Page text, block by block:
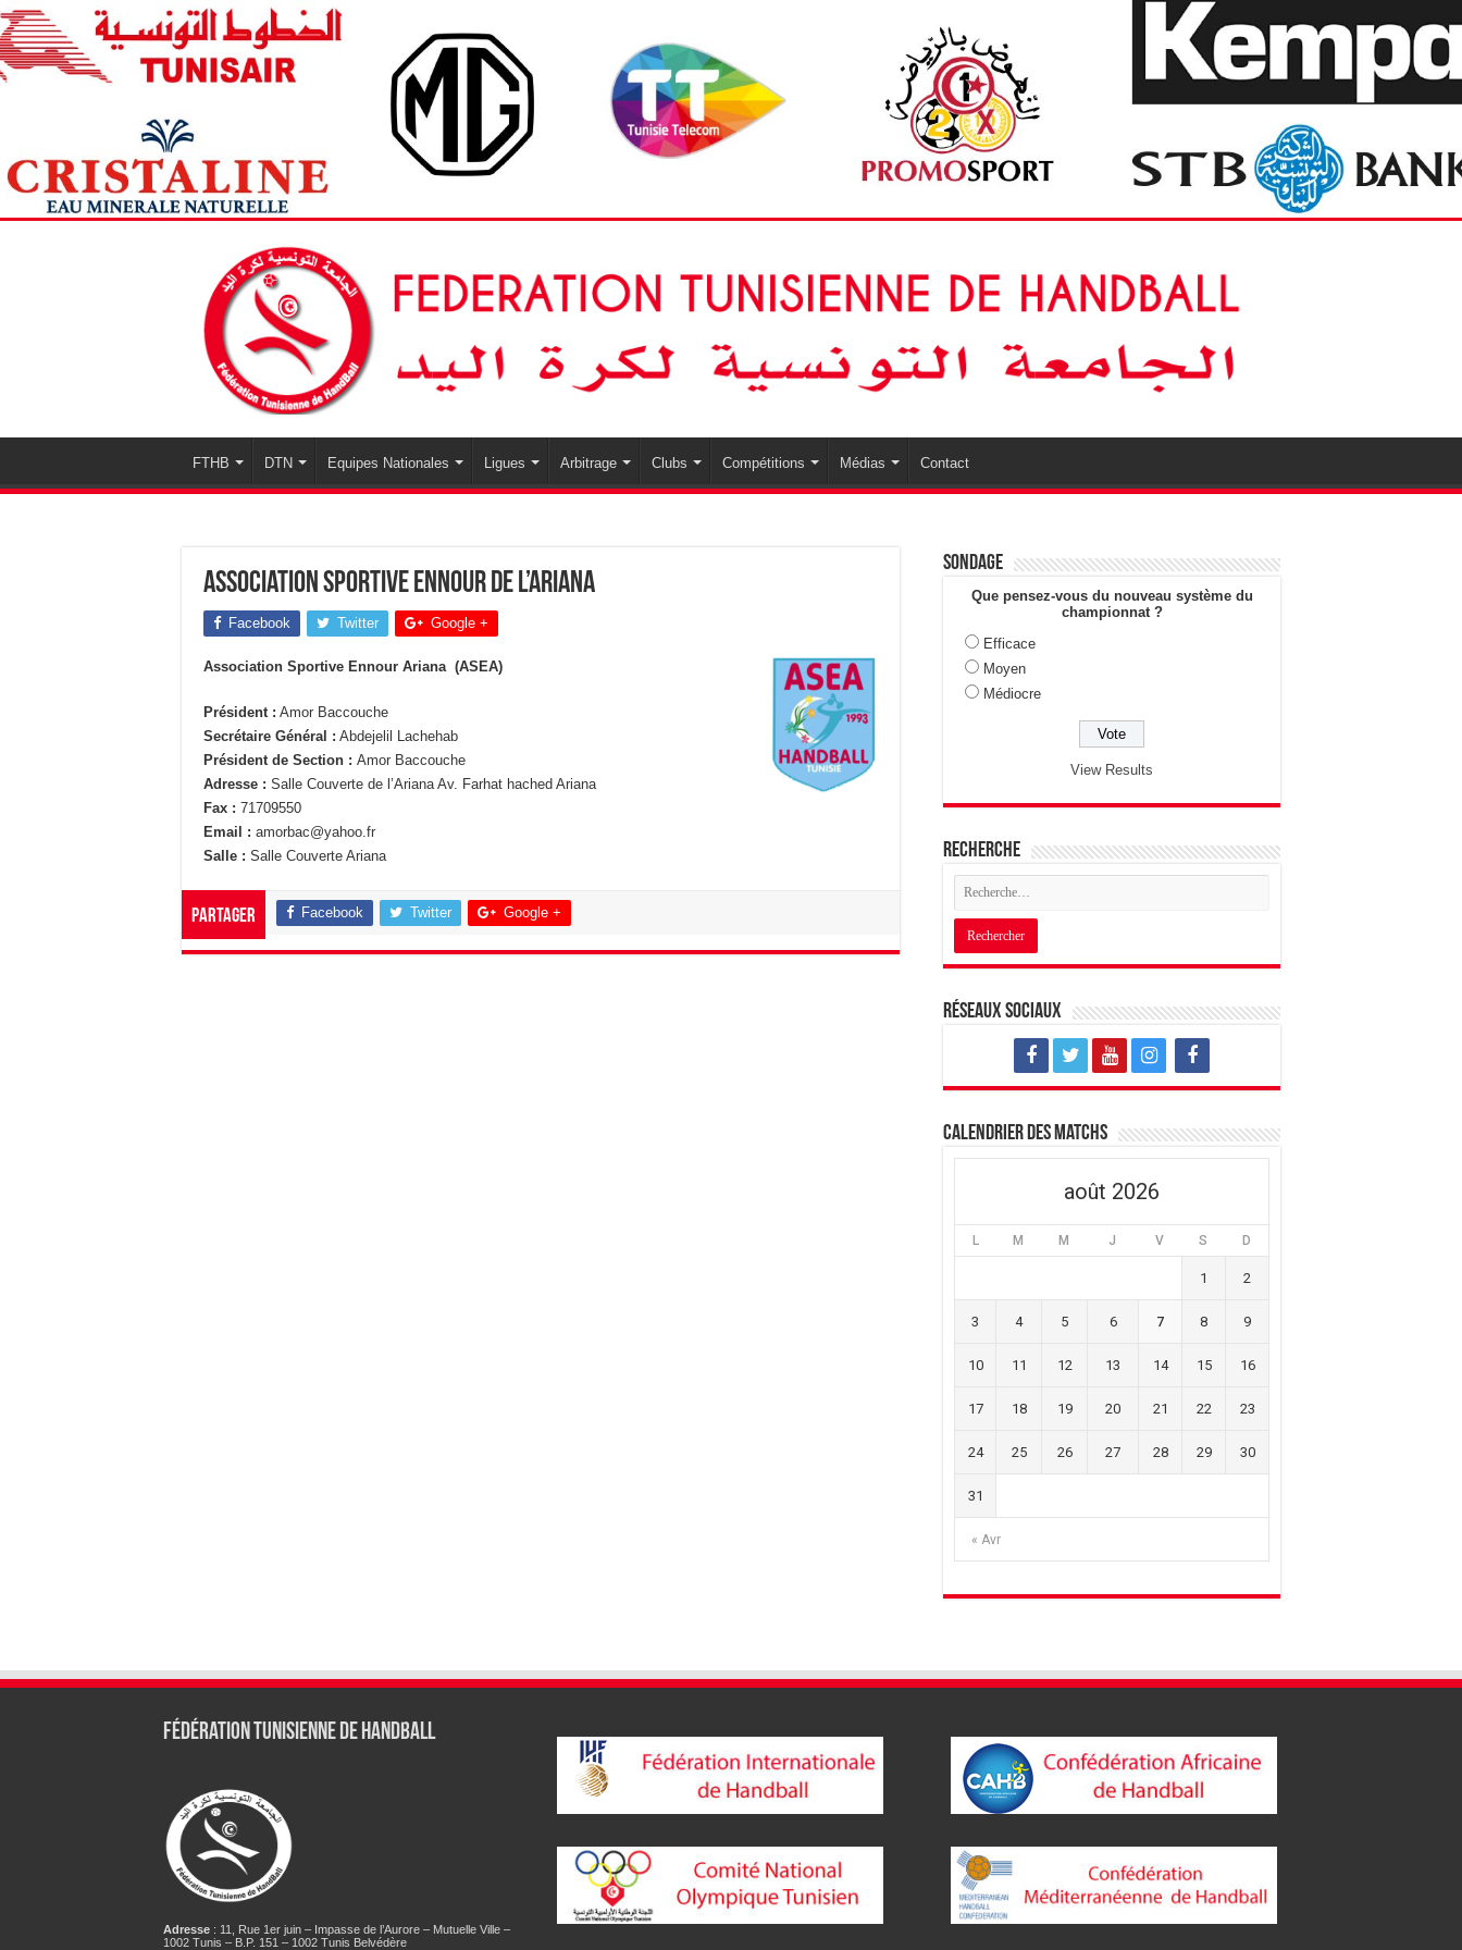
FTHB DTN Equipes Nationales Ligues Arbitrage Clubs Compétitions Médias Contact
Association Sportive Ennour de l’Ariana
Facebook Twitter Google +
Association Sportive Ennour Ariana (ASEA)
Président : Amor Baccouche
Secrétaire Général : Abdejelil Lachehab
Président de Section : Amor Baccouche
Adresse : Salle Couverte de l’Ariana Av. Farhat hached Ariana
Fax : 71709550
Email : amorbac@yahoo.fr
Salle : Salle Couverte Ariana
Partager Facebook Twitter Google +
Sondage
Que pensez-vous du nouveau système du
championnat ?
Efficace
Moyen
Médiocre
View Results
Recherche
Réseaux sociaux
Calendrier des matchs
août 2026
L M M J V S D
« Avr
1 2
3 4 5 6 7 8 9
10 11 12 13 14 15 16
17 18 19 20 21 22 23
24 25 26 27 28 29 30
31
Fédération tunisienne de Handball
Adresse: 11, Rue 1er juin – Impasse de l’Aurore – Mutuelle Ville –
1002 Tunis – B.P. 151 – 1002 Tunis Belvédère